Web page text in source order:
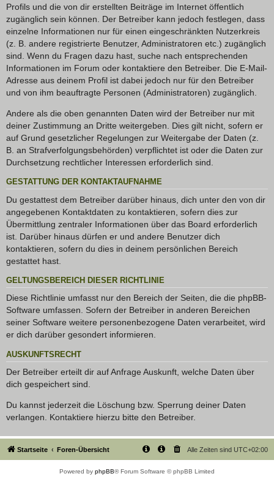
Profils und die von dir erstellten Beiträge im Internet öffentlich
zugänglich sein können. Der Betreiber kann jedoch festlegen, dass
einzelne Informationen nur für einen eingeschränkten Nutzerkreis
(z. B. andere registrierte Benutzer, Administratoren etc.) zugänglich
sind. Wenn du Fragen dazu hast, suche nach entsprechenden
Informationen im Forum oder kontaktiere den Betreiber. Die E-Mail-
Adresse aus deinem Profil ist dabei jedoch nur für den Betreiber
und von ihm beauftragte Personen (Administratoren) zugänglich.
Andere als die oben genannten Daten wird der Betreiber nur mit
deiner Zustimmung an Dritte weitergeben. Dies gilt nicht, sofern er
auf Grund gesetzlicher Regelungen zur Weitergabe der Daten (z.
B. an Strafverfolgungsbehörden) verpflichtet ist oder die Daten zur
Durchsetzung rechtlicher Interessen erforderlich sind.
GESTATTUNG DER KONTAKTAUFNAHME
Du gestattest dem Betreiber darüber hinaus, dich unter den von dir
angegebenen Kontaktdaten zu kontaktieren, sofern dies zur
Übermittlung zentraler Informationen über das Board erforderlich
ist. Darüber hinaus dürfen er und andere Benutzer dich
kontaktieren, sofern du dies in deinem persönlichen Bereich
gestattet hast.
GELTUNGSBEREICH DIESER RICHTLINIE
Diese Richtlinie umfasst nur den Bereich der Seiten, die die phpBB-
Software umfassen. Sofern der Betreiber in anderen Bereichen
seiner Software weitere personenbezogene Daten verarbeitet, wird
er dich darüber gesondert informieren.
AUSKUNFTSRECHT
Der Betreiber erteilt dir auf Anfrage Auskunft, welche Daten über
dich gespeichert sind.
Du kannst jederzeit die Löschung bzw. Sperrung deiner Daten
verlangen. Kontaktiere hierzu bitte den Betreiber.
Startseite Foren-Übersicht Alle Zeiten sind UTC+02:00
Powered by phpBB® Forum Software © phpBB Limited